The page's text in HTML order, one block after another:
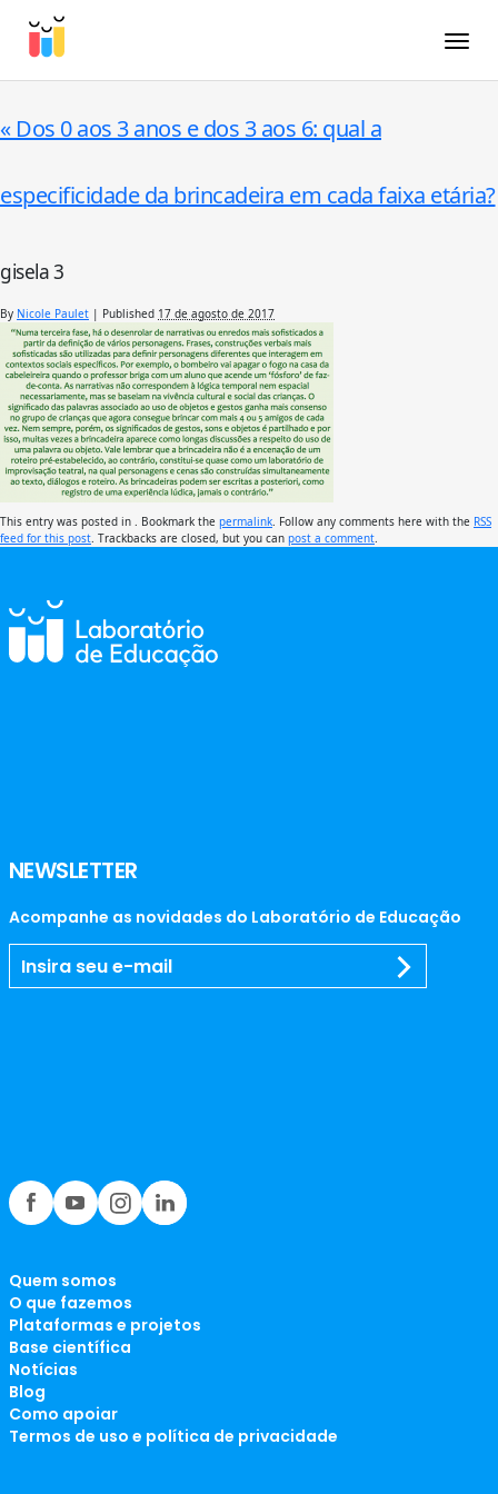
« Dos 0 aos 3 anos e dos 3 aos 6: qual a
especificidade da brincadeira em cada faixa etária?
gisela 3
By Nicole Paulet | Published 17 de agosto de 2017
This entry was posted in . Bookmark the permalink . Follow any comments here with the RSS
feed for this post . Trackbacks are closed, but you can post a comment
NEWSLETTER
Acompanhe as novidades do Laboratório de Educação
Quem somos
O que fazemos
Plataformas e projetos
Base científica
Notícias
Blog
Como apoiar
Termos de uso e política de privacidade